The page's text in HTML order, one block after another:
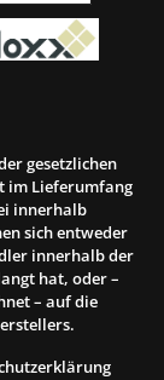
gesetzlichen
im Lieferumfang
innerhalb
sich entweder
innerhalb der
hat, oder –
– auf die